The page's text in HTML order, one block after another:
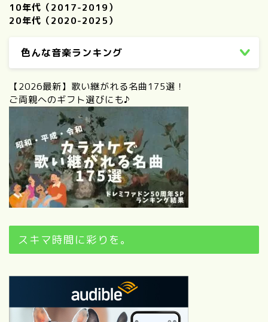
10年代（2017-2019）
20年代（2020-2025）
色んな音楽ランキング
【2026最新】歌い継がれる名曲175選！
ご両親へのギフト選びにも♪
スキマ時間に彩りを。